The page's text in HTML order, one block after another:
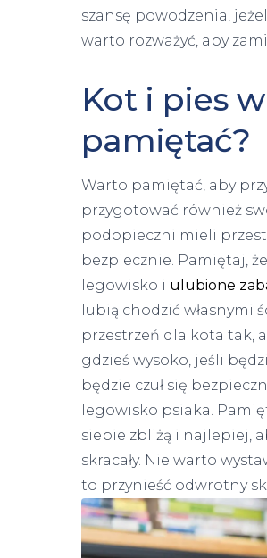
szansę powodzenia,
warto rozważyć, aby
Kot i pies
pamiętać?
Warto pamiętać, aby
przygotować również
podopieczni mieli
bezpiecznie. Pamiętaj,
legowisko i ulubione
lubią chodzić własnymi
przestrzeń dla kota tak,
gdzieś wysoko, jeśli
będzie czuł się
legowisko psiaka.
siebie zbliżą i najlepiej,
skracały. Nie warto
to przynieść odwrotny